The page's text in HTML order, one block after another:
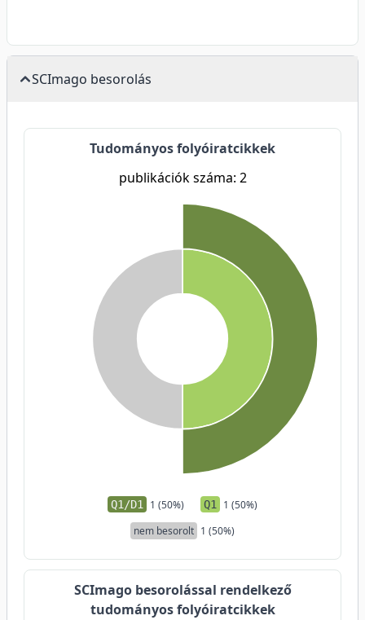
SCImago besorolás
Tudományos folyóiratcikkek
publikációk száma: 2
Q1/D1 1 (50%) Q1 1 (50%)
nem besorolt 1 (50%)
SCImago besorolással rendelkező
tudományos folyóiratcikkek